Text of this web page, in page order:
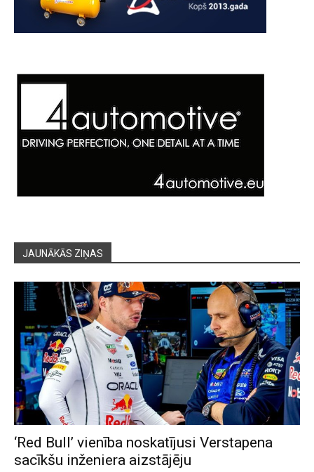
JAUNĀKĀS ZIŅAS
‘Red Bull’ vienība noskatījusi Verstapena
sacīkšu inženiera aizstājēju